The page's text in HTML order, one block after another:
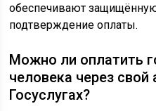
обеспечивают
подтверждение оплаты.
Можно ли оплатить
человека через свой
Госуслугах?